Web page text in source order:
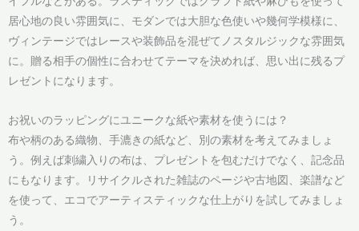
居心地の良い雰囲気に、モダンでは大胆な色使いや幾何学模様に、
ヴィンテージではレースや装飾品を混ぜてノスタルジックな雰囲気
に。贈る相手の個性に合わせてテーマを決めれば、思い出に残るプ
レゼントになります。
お祝いのラッピングにユニークな紙や素材を使うには？
布や柄のある織物、手漉きの紙など、別の素材を考えてみましょ
う。例えば刺繍入りの布は、プレゼントを包むだけでなく、記念品
にもなります。リサイクルされた雑誌のページや古地図、楽譜など
を使って、エコでアーティスティックな仕上がりを試してみましょ
う。